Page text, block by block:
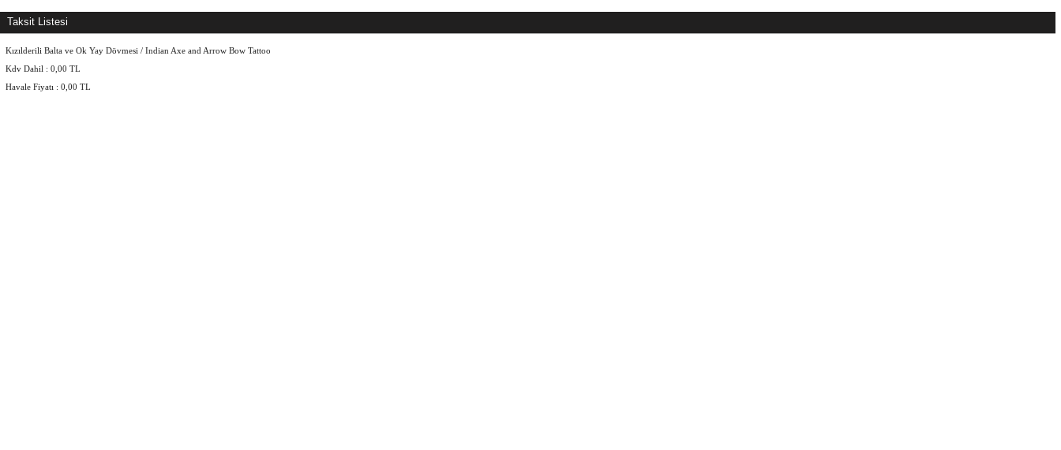
Taksit Listesi
Kızılderili Balta ve Ok Yay Dövmesi / Indian Axe and Arrow Bow Tattoo
Kdv Dahil : 0,00 TL
Havale Fiyatı : 0,00 TL